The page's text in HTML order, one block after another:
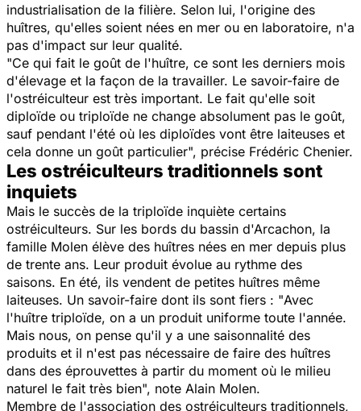
industrialisation de la filière. Selon lui, l'origine des
huîtres, qu'elles soient nées en mer ou en laboratoire, n'a
pas d'impact sur leur qualité.
"Ce qui fait le goût de l'huître, ce sont les derniers mois
d'élevage et la façon de la travailler. Le savoir-faire de
l'ostréiculteur est très important. Le fait qu'elle soit
diploïde ou triploïde ne change absolument pas le goût,
sauf pendant l'été où les diploïdes vont être laiteuses et
cela donne un goût particulier", précise Frédéric Chenier.
Les ostréiculteurs traditionnels sont
inquiets
Mais le succès de la triploïde inquiète certains
ostréiculteurs. Sur les bords du bassin d'Arcachon, la
famille Molen élève des huîtres nées en mer depuis plus
de trente ans. Leur produit évolue au rythme des
saisons. En été, ils vendent de petites huîtres même
laiteuses. Un savoir-faire dont ils sont fiers : "Avec
l'huître triploïde, on a un produit uniforme toute l'année.
Mais nous, on pense qu'il y a une saisonnalité des
produits et il n'est pas nécessaire de faire des huîtres
dans des éprouvettes à partir du moment où le milieu
naturel le fait très bien", note Alain Molen.
Membre de l'association des ostréiculteurs traditionnels,